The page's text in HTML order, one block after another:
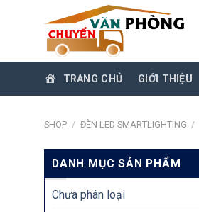
TRANG CHỦ GIỚI THIỆU
SHOP / ĐÈN LED SMARTLIGHTING /
DANH MỤC SẢN PHẨM
Chưa phân loại